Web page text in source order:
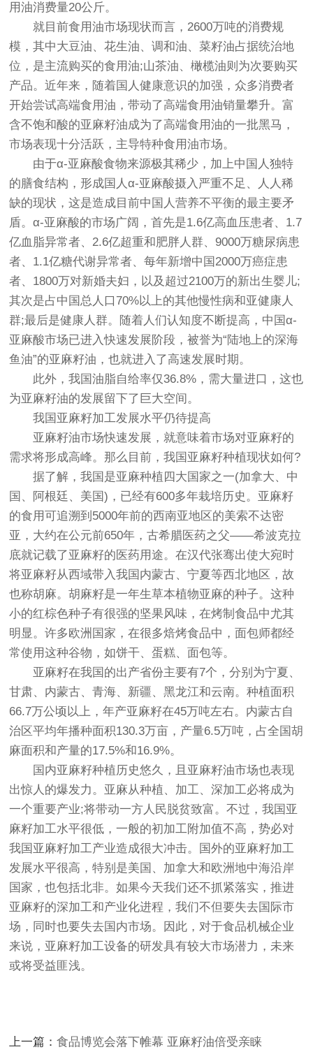
用油消费量20公斤。
就目前食用油市场现状而言，2600万吨的消费规
模，其中大豆油、花生油、调和油、菜籽油占据统治地
位，是主流购买的食用油;山茶油、橄榄油则为次要购买
产品。近年来，随着国人健康意识的加强，众多消费者
开始尝试高端食用油，带动了高端食用油销量攀升。富
含不饱和酸的亚麻籽油成为了高端食用油的一批黑马，
市场表现十分活跃，主导特种食用油市场。
由于α-亚麻酸食物来源极其稀少，加上中国人独特
的膳食结构，形成国人α-亚麻酸摄入严重不足、人人稀
缺的现状，这是造成目前中国人营养不平衡的最主要矛
盾。α-亚麻酸的市场广阔，首先是1.6亿高血压患者、1.7
亿血脂异常者、2.6亿超重和肥胖人群、9000万糖尿病患
者、1.1亿糖代谢异常者、每年新增中国2000万癌症患
者、1800万对新婚夫妇，以及超过2100万的新出生婴儿;
其次是占中国总人口70%以上的其他慢性病和亚健康人
群;最后是健康人群。随着人们认知度不断提高，中国α-
亚麻酸市场已进入快速发展阶段，被誉为“陆地上的深海
鱼油”的亚麻籽油，也就进入了高速发展时期。
此外，我国油脂自给率仅36.8%，需大量进口，这也
为亚麻籽油的发展留下了巨大空间。
我国亚麻籽加工发展水平仍待提高
亚麻籽油市场快速发展，就意味着市场对亚麻籽的
需求将形成高峰。那么目前，我国亚麻籽种植现状如何?
据了解，我国是亚麻种植四大国家之一(加拿大、中
国、阿根廷、美国)，已经有600多年栽培历史。亚麻籽
的食用可追溯到5000年前的西南亚地区的美索不达密
亚，大约在公元前650年，古希腊医药之父——希波克拉
底就记载了亚麻籽的医药用途。在汉代张骞出使大宛时
将亚麻籽从西域带入我国内蒙古、宁夏等西北地区，故
也称胡麻。胡麻籽是一年生草本植物亚麻的种子。这种
小的红棕色种子有很强的坚果风味，在烤制食品中尤其
明显。许多欧洲国家，在很多焙烤食品中，面包师都经
常使用这种谷物，如饼干、蛋糕、面包等。
亚麻籽在我国的出产省份主要有7个，分别为宁夏、
甘肃、内蒙古、青海、新疆、黑龙江和云南。种植面积
66.7万公顷以上，年产亚麻籽在45万吨左右。内蒙古自
治区平均年播种面积130.3万亩，产量6.5万吨，占全国胡
麻面积和产量的17.5%和16.9%。
国内亚麻籽种植历史悠久，且亚麻籽油市场也表现
出惊人的爆发力。亚麻从种植、加工、深加工必将成为
一个重要产业;将带动一方人民脱贫致富。不过，我国亚
麻籽加工水平很低，一般的初加工附加值不高，势必对
我国亚麻籽加工产业造成很大冲击。国外的亚麻籽加工
发展水平很高，特别是美国、加拿大和欧洲地中海沿岸
国家，也包括北非。如果今天我们还不抓紧落实，推进
亚麻籽的深加工和产业化进程，我们不但要失去国际市
场，同时也要失去国内市场。因此，对于食品机械企业
来说，亚麻籽加工设备的研发具有较大市场潜力，未来
或将受益匪浅。
上一篇：食品博览会落下帷幕 亚麻籽油倍受亲睐